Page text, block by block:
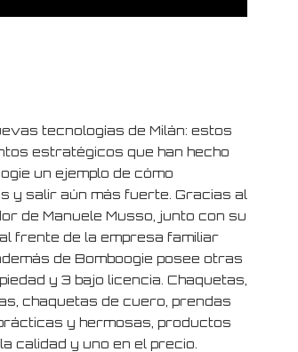
tecnologías de Milán: estos
estratégicos que han hecho
un ejemplo de cómo
y salir aún más fuerte. Gracias al
de Manuele Musso, junto con su
frente de la empresa familiar
de Bomboogie posee otras
y 3 bajo licencia. Chaquetas,
chaquetas de cuero, prendas
y hermosas, productos
calidad y uno en el precio.